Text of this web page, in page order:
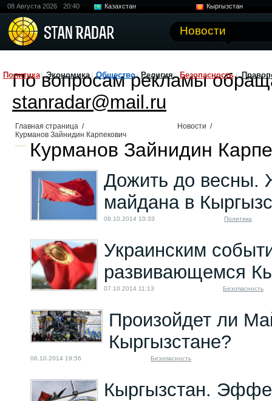
08 Августа 2026 20:40 Казахстан
Кыргызстан
Новости
Политика Экономика Общество Религия Безопасность
По вопросам рекламы
stanradar@mail.ru
Главная страница / Новости /
Курманов Зайнидин Карпекович
Курманов Зайнидин
Дожить до весны.
майдана в
08.10.2014 10:33 Политика
Украинским
развивающемся
07.10.2014 11:13 Безопасность
Произойдет ли
Кыргызстане?
06.10.2014 19:56 Безопасность
Кыргызстан.